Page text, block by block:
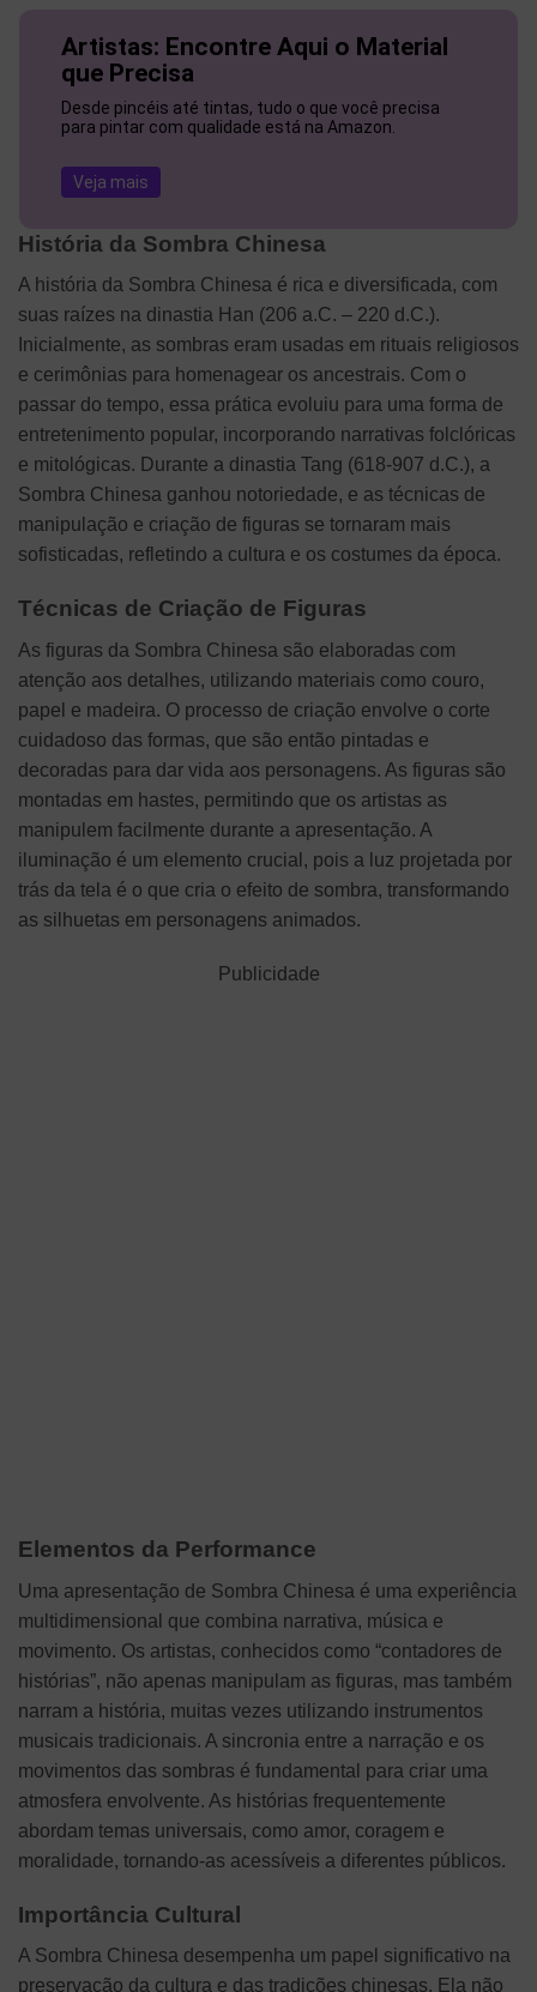
Artistas: Encontre Aqui o Material
que Precisa
Desde pincéis até tintas, tudo o que você precisa
para pintar com qualidade está na Amazon.
Veja mais
História da Sombra Chinesa
A história da Sombra Chinesa é rica e diversificada, com
suas raízes na dinastia Han (206 a.C. – 220 d.C.).
Inicialmente, as sombras eram usadas em rituais religiosos
e cerimônias para homenagear os ancestrais. Com o
passar do tempo, essa prática evoluiu para uma forma de
entretenimento popular, incorporando narrativas folclóricas
e mitológicas. Durante a dinastia Tang (618-907 d.C.), a
Sombra Chinesa ganhou notoriedade, e as técnicas de
manipulação e criação de figuras se tornaram mais
sofisticadas, refletindo a cultura e os costumes da época.
Técnicas de Criação de Figuras
As figuras da Sombra Chinesa são elaboradas com
atenção aos detalhes, utilizando materiais como couro,
papel e madeira. O processo de criação envolve o corte
cuidadoso das formas, que são então pintadas e
decoradas para dar vida aos personagens. As figuras são
montadas em hastes, permitindo que os artistas as
manipulem facilmente durante a apresentação. A
iluminação é um elemento crucial, pois a luz projetada por
trás da tela é o que cria o efeito de sombra, transformando
as silhuetas em personagens animados.
Publicidade
Elementos da Performance
Uma apresentação de Sombra Chinesa é uma experiência
multidimensional que combina narrativa, música e
movimento. Os artistas, conhecidos como “contadores de
histórias”, não apenas manipulam as figuras, mas também
narram a história, muitas vezes utilizando instrumentos
musicais tradicionais. A sincronia entre a narração e os
movimentos das sombras é fundamental para criar uma
atmosfera envolvente. As histórias frequentemente
abordam temas universais, como amor, coragem e
moralidade, tornando-as acessíveis a diferentes públicos.
Importância Cultural
A Sombra Chinesa desempenha um papel significativo na
preservação da cultura e das tradições chinesas. Ela não